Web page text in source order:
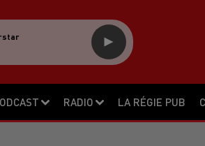
RADIO LA RÉGIE PUB